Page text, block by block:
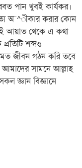
পান খুবই কার্যকর।
অ¯^ীকার করার কোন
আয়াত থেকে এ কথা
শব্দও
মত জীবন গঠন করি তবে
সামনে আল্লাহ
জ্ঞান বিজ্ঞানে